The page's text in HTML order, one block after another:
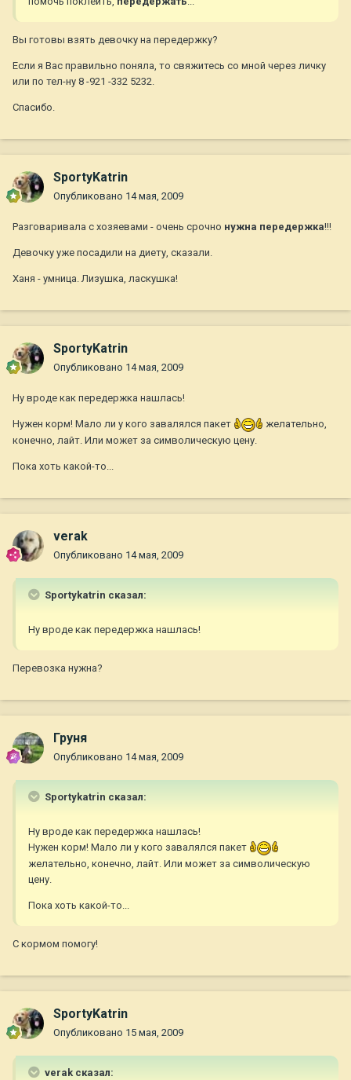
Вы готовы взять девочку на передержку?
Если я Вас правильно поняла, то свяжитесь со мной через личку
или по тел-ну 8 -921 -332 5232.
Спасибо.
SportyKatrin
Опубликовано 14 мая, 2009
Разговаривала с хозяевами - очень срочно нужна передержка!!!
Девочку уже посадили на диету, сказали.
Ханя - умница. Лизушка, ласкушка!
SportyKatrin
Опубликовано 14 мая, 2009
Ну вроде как передержка нашлась!
Нужен корм! Мало ли у кого завалялся пакет
желательно,
конечно, лайт. Или может за символическую цену.
Пока хоть какой-то...
verak
Опубликовано 14 мая, 2009
Sportykatrin сказал:
Ну вроде как передержка нашлась!
Перевозка нужна?
Груня
Опубликовано 14 мая, 2009
Sportykatrin сказал:
Ну вроде как передержка нашлась!
Нужен корм! Мало ли у кого завалялся пакет
желательно, конечно, лайт. Или может за символическую
цену.
Пока хоть какой-то...
С кормом помогу!
SportyKatrin
Опубликовано 15 мая, 2009
verak сказал: